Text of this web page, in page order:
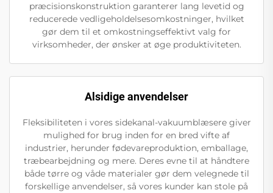
præcisionskonstruktion garanterer lang levetid og
reducerede vedligeholdelsesomkostninger, hvilket
gør dem til et omkostningseffektivt valg for
virksomheder, der ønsker at øge produktiviteten.
Alsidige anvendelser
Fleksibiliteten i vores sidekanal-vakuumblæsere giver
mulighed for brug inden for en bred vifte af
industrier, herunder fødevareproduktion, emballage,
træbearbejdning og mere. Deres evne til at håndtere
både tørre og våde materialer gør dem velegnede til
forskellige anvendelser, så vores kunder kan stole på